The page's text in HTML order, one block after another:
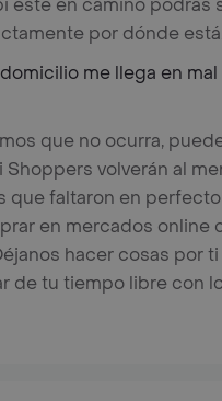
esté en camino podrás
por dónde
me llega en
que no ocurra,
Shoppers volverán al
que faltaron en
en mercados online
hacer cosas por
de tu tiempo libre con